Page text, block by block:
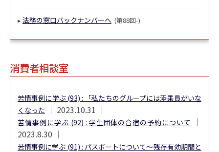
▸ 法務の窓口バックナンバーへ (第88回-)
消費者相談室
苦情事例に学ぶ (93) : 「私たちのグループには添乗員がいな
くなった
│ 2023.10.31 │
苦情事例に学ぶ (92) : 学生団体の合宿の予約について
│
2023.8.30 │
苦情事例に学ぶ (91) : パスポートについて～残存有効期間と